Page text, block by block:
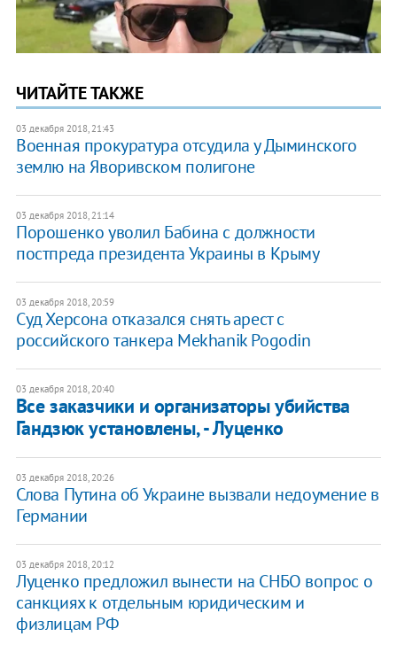
ЧИТАЙТЕ ТАКЖЕ
03 декабря 2018, 21:43
Военная прокуратура отсудила у Дыминского
землю на Яворивском полигоне
03 декабря 2018, 21:14
Порошенко уволил Бабина с должности
постпреда президента Украины в Крыму
03 декабря 2018, 20:59
Суд Херсона отказался снять арест с
российского танкера Mekhanik Pogodin
03 декабря 2018, 20:40
Все заказчики и организаторы убийства
Гандзюк установлены, - Луценко
03 декабря 2018, 20:26
Слова Путина об Украине вызвали недоумение в
Германии
03 декабря 2018, 20:12
Луценко предложил вынести на СНБО вопрос о
санкциях к отдельным юридическим и
физлицам РФ